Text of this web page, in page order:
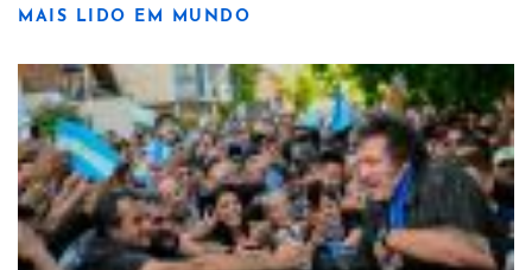
MAIS LIDO EM MUNDO